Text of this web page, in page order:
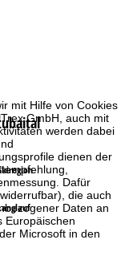
mit Hilfe von Cookies
GmbH, auch mit
werden dabei
dienen der
Dafür
die auch
Daten an
Europäischen
Microsoft in den